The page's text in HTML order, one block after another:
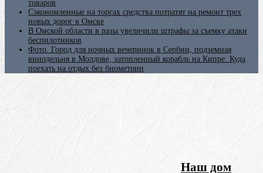
товаров
Сэкономленные на торгах средства потратят на ремонт трех
новых дорог в Омске
В Омской области в разы увеличили штрафы за съемку атаки
беспилотников
Фото. Город для ночных вечеринок в Сербии, подземная
винодельня в Молдове, затопленный корабль на Кипре: Куда
поехать на отдых без биометрии
Наш дом